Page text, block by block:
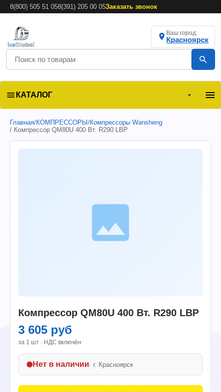
8(800) 505 51 058(391) 205 00 05Заказать звонок
Ваш город:
Красноярск
КАТАЛОГ
Главная/КОМПРЕССОРЫ /Компрессоры Wansheng
/ Компрессор QM80U 400 Вт. R290 LBP
Компрессор QM80U 400 Вт. R290 LBP
3 605 руб
за 1 шт · НДС включён
Нет в наличии· г. Красноярск